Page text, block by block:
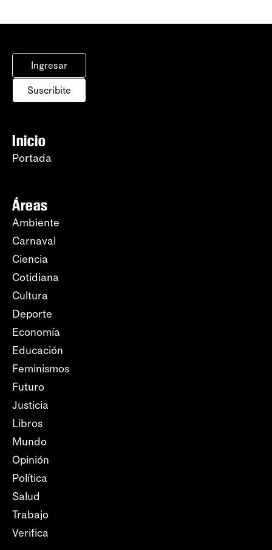
Ingresar
Suscribite
Inicio
Portada
Áreas
Ambiente
Carnaval
Ciencia
Cotidiana
Cultura
Deporte
Economía
Educación
Feminismos
Futuro
Justicia
Libros
Mundo
Opinión
Política
Salud
Trabajo
Verifica